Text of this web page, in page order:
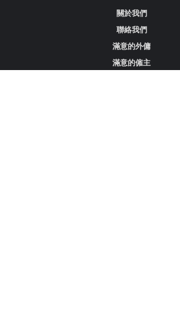
關於我們
聯絡我們
滿意的外傭
滿意的僱主